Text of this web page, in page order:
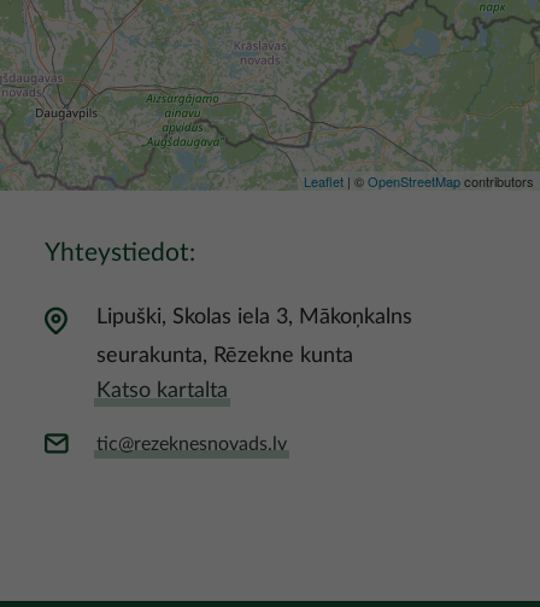
Leaflet | ©OpenStreetMapcontributors
Yhteystiedot:
Lipuški, Skolas iela 3, Mākoņkalns
seurakunta, Rēzekne kunta
Katso kartalta
tic@rezeknesnovads.lv